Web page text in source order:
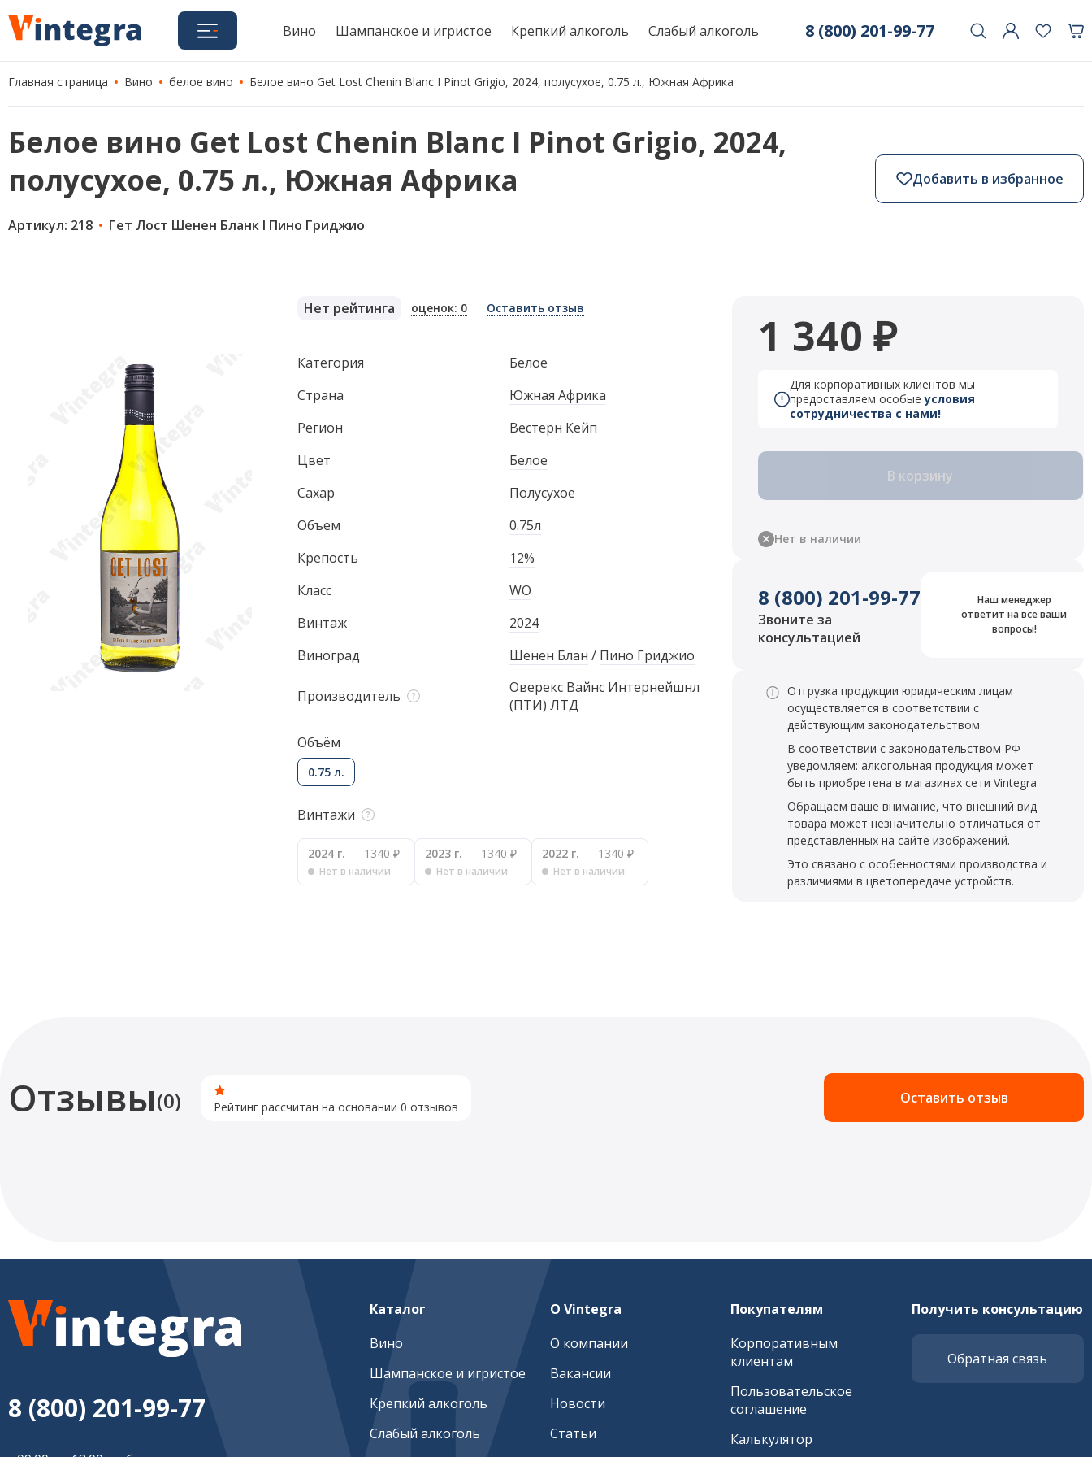
Вино Шампанское и игристое Крепкий алкоголь Слабый алкоголь 8 (800) 201-99-77
Главная страница Вино белое вино Белое вино Get Lost Chenin Blanc I Pinot Grigio, 2024, полусухое, 0.75 л., Южная Африка
Белое вино Get Lost Chenin Blanc I Pinot Grigio, 2024,
полусухое, 0.75 л., Южная Африка
Артикул: 218 Гет Лост Шенен Бланк I Пино Гриджио
Добавить в избранное
Нет рейтинга оценок: 0 Оставить отзыв
Категория
Белое
Страна
Южная Африка
Регион
Вестерн Кейп
Цвет
Белое
Сахар
Полусухое
Объем
0.75л
Крепость
12%
Класс
WO
Винтаж
2024
Виноград
Шенен Блан / Пино Гриджио
Производитель
Оверекс Вайнс Интернейшнл
(ПТИ) ЛТД
Объём
0.75 л.
Винтажи
2024 г. — 1340 ₽
Нет в наличии
2023 г. — 1340 ₽
Нет в наличии
2022 г. — 1340 ₽
Нет в наличии
1 340 ₽
Для корпоративных клиентов мы
предоставляем особыеусловия
сотрудничества с нами!
В корзину
Нет в наличии
8 (800) 201-99-77
Звоните за
консультацией
Наш менеджер
ответит на все ваши
вопросы!
Отгрузка продукции юридическим лицам
осуществляется в соответствии с
действующим законодательством.
В соответствии с законодательством РФ
уведомляем: алкогольная продукция может
быть приобретена в магазинах сети Vintegra
Обращаем ваше внимание, что внешний вид
товара может незначительно отличаться от
представленных на сайте изображений.
Это связано с особенностями производства и
различиями в цветопередаче устройств.
Отзывы(0) Рейтинг рассчитан на основании 0 отзывов Оставить отзыв
8 (800) 201-99-77
Каталог
Вино
Шампанское и игристое
Крепкий алкоголь
Слабый алкоголь
О Vintegra
О компании
Вакансии
Новости
Статьи
Покупателям
Корпоративным
клиентам
Пользовательское
соглашение
Калькулятор
Получить консультацию
Обратная связь